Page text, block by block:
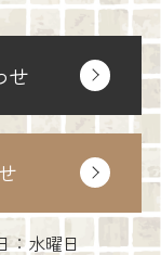
せ
：水曜日